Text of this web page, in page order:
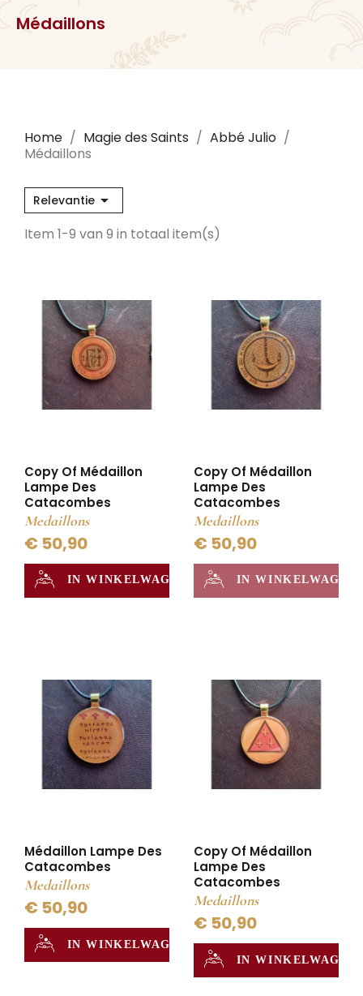
Médaillons
Home Magie des Saints
Abbé Julio
Médaillons
Relevantie 
Item 1-9 van 9 in totaal item(s)
Copy Of Médaillon
Lampe Des
Catacombes
Medaillons
€ 50,90
IN WINKELWAGEN
Copy Of Médaillon
Lampe Des
Catacombes
Medaillons
€ 50,90
IN WINKELWAGEN
Médaillon Lampe Des
Catacombes
Medaillons
€ 50,90
IN WINKELWAGEN
Copy Of Médaillon
Lampe Des
Catacombes
Medaillons
€ 50,90
IN WINKELWAGEN